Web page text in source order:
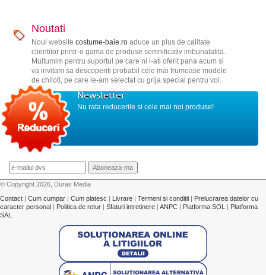
Noutati
Noul website costume-baie.roaduce un plus de calitate
clientilor printr-o gama de produse semnificativ imbunatatita.
Multumim pentru suportul pe care ni l-ati oferit pana acum si
va invitam sa descoperiti probabil cele mai frumoase modele
de chiloti, pe care le-am selectat cu grija special pentru voi.
Newsletter
Nu rata reducerile si cele mai noi produse!
© Copyright 2026, Duras Media
Contact | Cum cumpar | Cum platesc | Livrare | Termeni si conditii | Prelucrarea datelor cu
caracter personal | Politica de retur | Sfaturi intretinere | ANPC | Platforma SOL | Platforma
SAL